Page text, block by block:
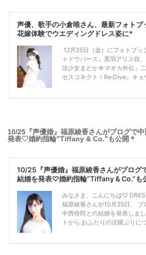
10/25『声優婚』福原綾香さんがブログで
発表♡婚約指輪”Tiffany & Co.”も公開＊